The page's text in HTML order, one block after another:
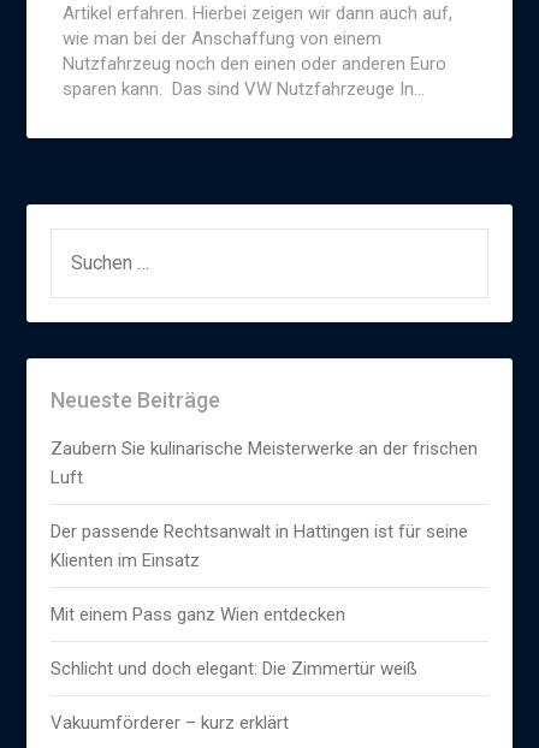
Artikel erfahren. Hierbei zeigen wir dann auch auf,
wie man bei der Anschaffung von einem
Nutzfahrzeug noch den einen oder anderen Euro
sparen kann. Das sind VW Nutzfahrzeuge In…
NACH:
Neueste Beiträge
Zaubern Sie kulinarische Meisterwerke an der frischen
Luft
Der passende Rechtsanwalt in Hattingen ist für seine
Klienten im Einsatz
Mit einem Pass ganz Wien entdecken
Schlicht und doch elegant: Die Zimmertür weiß
Vakuumförderer – kurz erklärt